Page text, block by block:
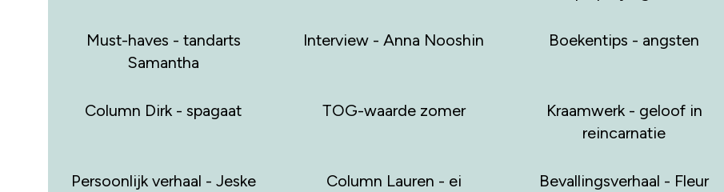
Must-haves - tandarts
Samantha
Interview - Anna Nooshin Boekentips - angsten
Column Dirk - spagaat TOG-waarde zomer
Kraamwerk - geloof in
reincarnatie
Persoonlijk verhaal - Jeske
Column Lauren - ei
Bevallingsverhaal - Fleur